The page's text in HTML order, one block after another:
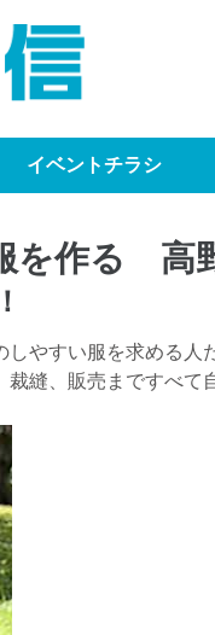
イベントチラシ
を作る 高
やすい服を求める人
縫、販売まですべて